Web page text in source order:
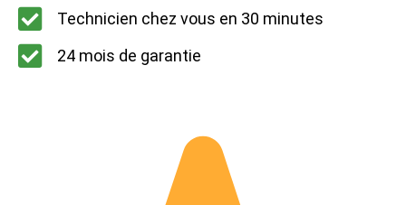
Technicien chez vous en 30 minutes
24 mois de garantie